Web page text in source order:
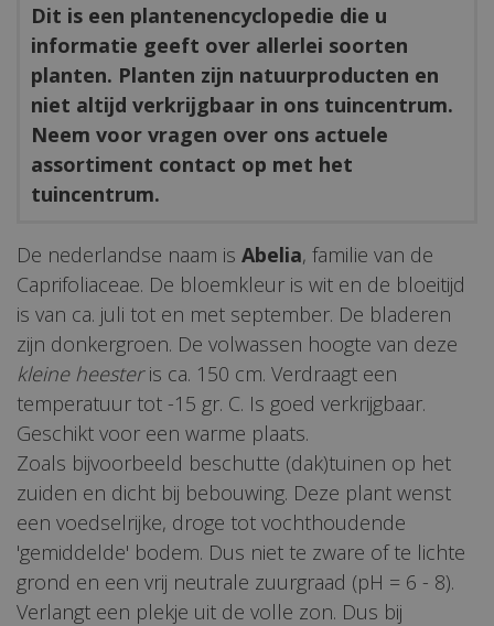
Dit is een plantenencyclopedie die u
informatie geeft over allerlei soorten
planten. Planten zijn natuurproducten en
niet altijd verkrijgbaar in ons tuincentrum.
Neem voor vragen over ons actuele
assortiment contact op met het
tuincentrum.
De nederlandse naam is Abelia, familie van de
Caprifoliaceae. De bloemkleur is wit en de bloeitijd
is van ca. juli tot en met september. De bladeren
zijn donkergroen. De volwassen hoogte van deze
kleine heesteris ca. 150 cm. Verdraagt een
temperatuur tot -15 gr. C. Is goed verkrijgbaar.
Geschikt voor een warme plaats.
Zoals bijvoorbeeld beschutte (dak)tuinen op het
zuiden en dicht bij bebouwing. Deze plant wenst
een voedselrijke, droge tot vochthoudende
'gemiddelde' bodem. Dus niet te zware of te lichte
grond en een vrij neutrale zuurgraad (pH = 6 - 8).
Verlangt een plekje uit de volle zon. Dus bij